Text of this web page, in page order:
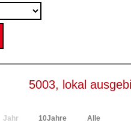
5003, lokal
Jahr 10Jahre Alle